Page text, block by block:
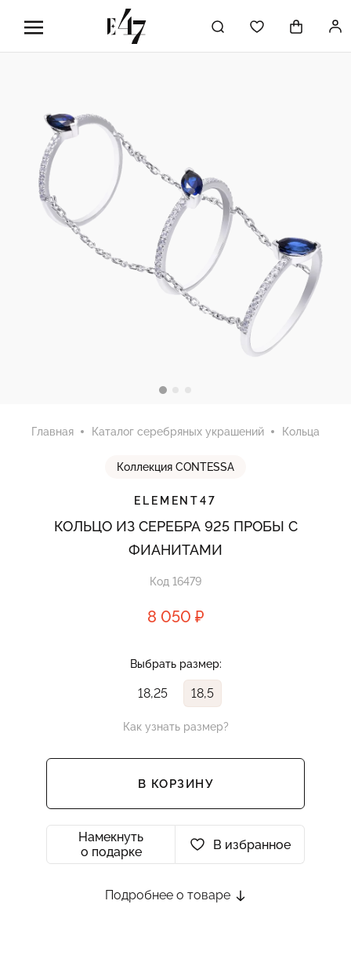
Главная Каталог серебряных украшений Кольца
Коллекция CONTESSA
ELEMENT47
КОЛЬЦО ИЗ СЕРЕБРА 925 ПРОБЫ С
ФИАНИТАМИ
Код 16479
8 050 ₽
Выбрать размер:
18,25 18,5
Как узнать размер?
В КОРЗИНУ
Намекнуть
о подарке
В избранное
Подробнее о товаре